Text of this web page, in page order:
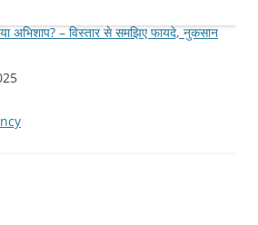
या अभिशाप? – विस्तार से समझिए फायदे, नुकसान